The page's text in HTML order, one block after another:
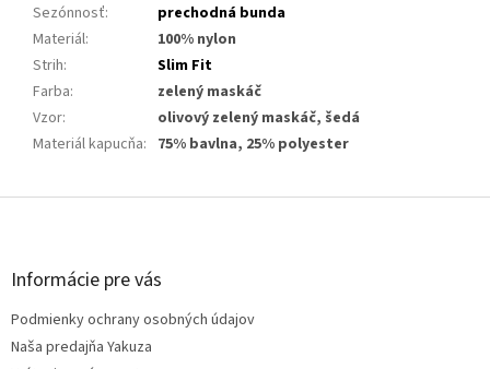
Sezónnosť:
prechodná bunda
Materiál:
100% nylon
Strih:
Slim Fit
Farba:
zelený maskáč
Vzor:
olivový zelený maskáč, šedá
Materiál kapucňa: 75% bavlna, 25% polyester
Z
Informácie pre vás
Podmienky ochrany osobných údajov
Naša predajňa Yakuza